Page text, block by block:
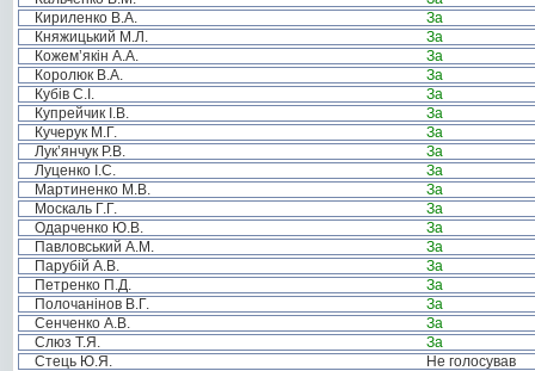
Кириленко В.А.
За
Княжицький М.Л.
За
Кожем’якін А.А.
За
Королюк В.А.
За
Кубів С.І.
За
Купрейчик І.В.
За
Кучерук М.Г.
За
Лук’янчук Р.В.
За
Луценко І.С.
За
Мартиненко М.В.
За
Москаль Г.Г.
За
Одарченко Ю.В.
За
Павловський А.М.
За
Парубій А.В.
За
Петренко П.Д.
За
Полочанінов В.Г.
За
Сенченко А.В.
За
Слюз Т.Я.
За
Стець Ю.Я.
Не голосував